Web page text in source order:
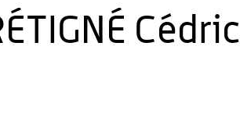
Cédric